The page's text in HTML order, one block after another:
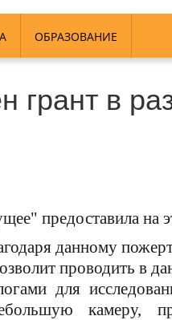
ОБРАЗОВАНИЕ
грант в
предоставила на
данному
проводить в
для
камеру,